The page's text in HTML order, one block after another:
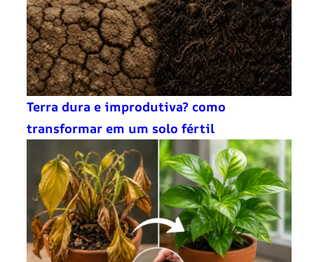
Terra dura e improdutiva? como
transformar em um solo fértil